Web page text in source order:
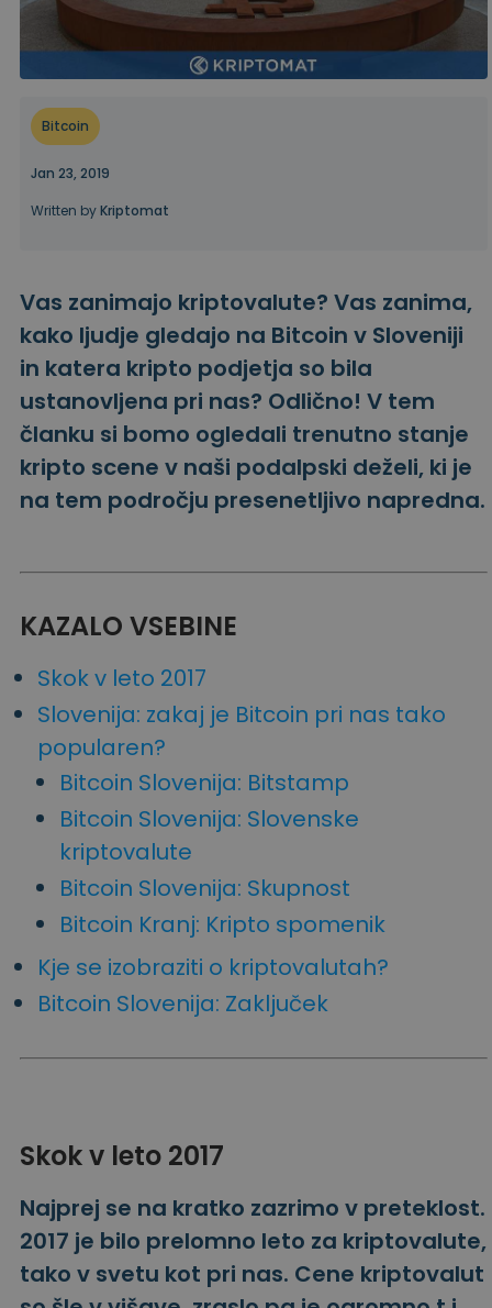
...danes bi bil vreden
Inteligentni portfelji
Pameten način vlaganja v kriptovalute
Kriptomat denarnica
Raziskovalec naložb
Najdi svojo kripto strategijo
KriptoEarn
Varčujte kriptovalute za svojo prihodnost
Ponavljajoči nakup
Redno načrtovane naložbe (DCA)
Opozorila o ceni
Ažurne informacije o cenah vaših najljubših žetonov
Raziščite sredstva
Odkrijte naložbene priložnosti
Bitcoin
Jan 23, 2019
Written byKriptomat
Vas zanimajo kriptovalute? Vas zanima,
kako ljudje gledajo na Bitcoin v Sloveniji
in katera kripto podjetja so bila
ustanovljena pri nas? Odlično! V tem
članku si bomo ogledali trenutno stanje
kripto scene v naši podalpski deželi, ki je
na tem področju presenetljivo napredna.
KAZALO VSEBINE
Skok v leto 2017
Slovenija: zakaj je Bitcoin pri nas tako
popularen?
Bitcoin Slovenija: Bitstamp
Bitcoin Slovenija: Slovenske
kriptovalute
Bitcoin Slovenija: Skupnost
Bitcoin Kranj: Kripto spomenik
Kje se izobraziti o kriptovalutah?
Bitcoin Slovenija: Zaključek
Skok v leto 2017
Najprej se na kratko zazrimo v preteklost.
2017 je bilo prelomno leto za kriptovalute,
tako v svetu kot pri nas. Cene kriptovalut